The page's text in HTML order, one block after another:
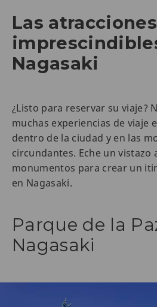
Las atracciones
Nagasaki
¿Listo para reservar su viaje?
muchas experiencias de viaje
dentro de la ciudad y en las
circundantes. Eche un vistazo
monumentos para crear un
en Nagasaki.
Parque de la
Nagasaki